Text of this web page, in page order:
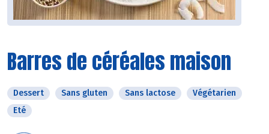
Barres de céréales maison
Dessert Sans gluten Sans lactose
Végétarien
Eté